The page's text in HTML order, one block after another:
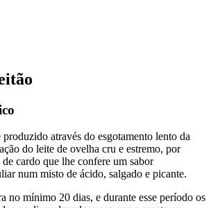
através do esgotamento lento da
do leite de ovelha cru e estremo, por
cardo que lhe confere um sabor
num misto de ácido, salgado e picante.
no mínimo 20 dias, e durante esse período os